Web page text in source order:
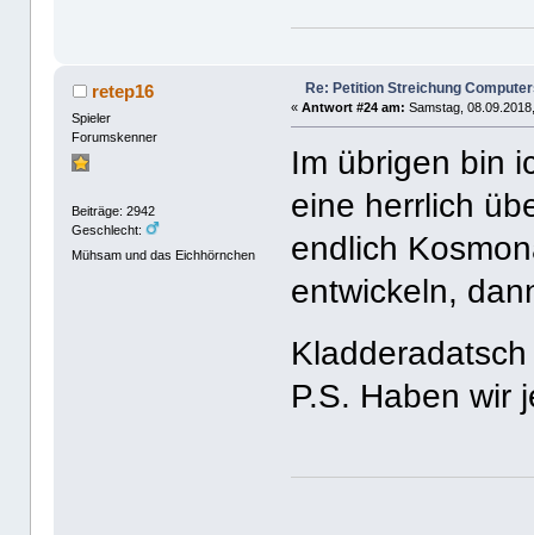
retep16
Spieler
Forumskenner
Beiträge: 2942
Geschlecht:
Mühsam und das Eichhörnchen
Re: Petition Streichung
«Antwort #24 am: Samstag,
Im übrigen bin
eine herrlich
endlich
entwickeln,
P.S. Haben